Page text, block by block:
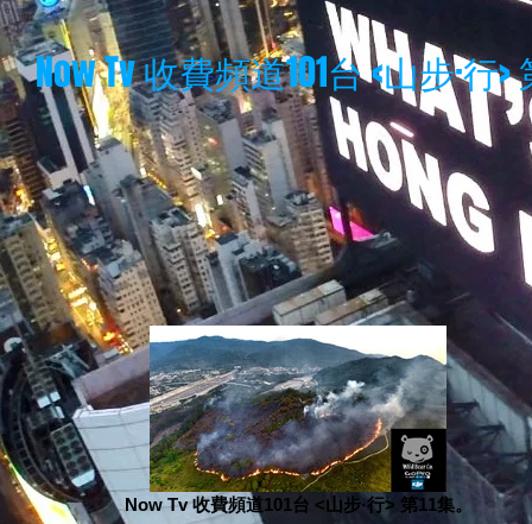
Now Tv 收費頻道101台 <山步·行>
Now Tv 收費頻道101台 <山步·行> 第11集。